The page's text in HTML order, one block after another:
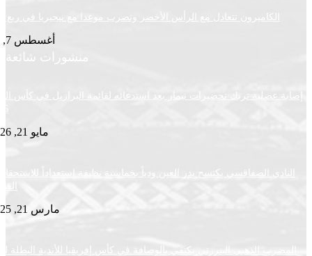
تتعادل مع الرأس الأخضر وتضرب موعدا مع نيجيريا في ربع النهائي
أغسطس 7, 2026
منشورات شائعة
تربك تحضيرات نيمار بعد استدعائه لقائمة البرازيل في كأس العالم
الصفاقسي يكتسح بدر العين ودياً بخماسية نظيفة استعداداً للاستحقاقات
الذهبي البنزرتي يكتفي بالوصافة في كأس إفريقيا للأندية البطلة لكرة